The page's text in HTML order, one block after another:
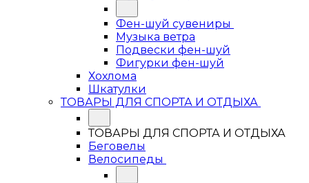
Фен-шуй сувениры
Музыка ветра
Подвески фен-шуй
Фигурки фен-шуй
Хохлома
Шкатулки
ТОВАРЫ ДЛЯ СПОРТА И ОТДЫХА
ТОВАРЫ ДЛЯ СПОРТА И ОТДЫХА
Беговелы
Велосипеды